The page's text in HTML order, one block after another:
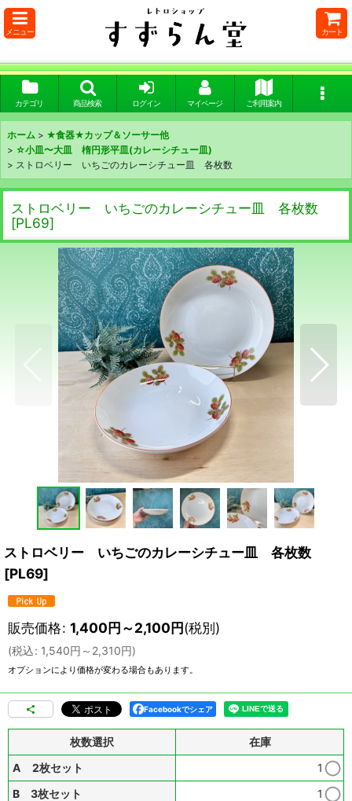
メニュー カート
カテゴリ 商品検索 ログイン マイページ ご利用案内
ホーム > ★食器★カップ＆ソーサー他
> ☆小皿〜大皿 楕円形平皿(カレーシチュー皿)
> ストロベリー いちごのカレーシチュー皿 各枚数
ストロベリー いちごのカレーシチュー皿 各枚数
[PL69]
ストロベリー いちごのカレーシチュー皿 各枚数
[PL69]
販売価格: 1,400円～2,100円(税別)
(税込: 1,540円 ～2,310円)
オプションにより価格が変わる場合もあります。
Facebookでシェア
枚数選択
在庫
A 2枚セット
1
B 3枚セット
1